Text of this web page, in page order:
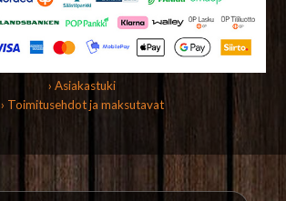
› Asiakastuki
› Toimitusehdot ja maksutavat